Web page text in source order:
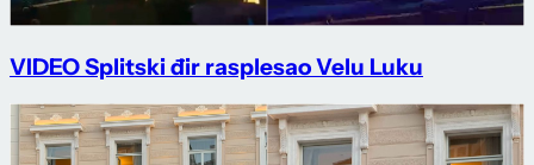
VIDEO Splitski đir rasplesao Velu Luku